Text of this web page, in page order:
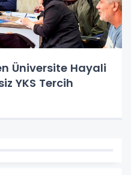
Üniversite Hayali
YKS Tercih